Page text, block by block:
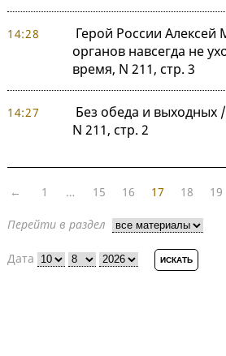
14:28
Герой России Алексей
органов навсегда не
время, N 211, стр. 3
14:27
Без обеда и выходных
N 211, стр. 2
← 1 … 15 16 17 18 19
Перейти в раздел
Дата